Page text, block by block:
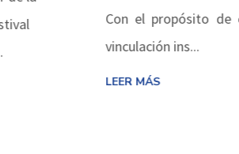
Con el propósito de
vinculación ins...
LEER MÁS